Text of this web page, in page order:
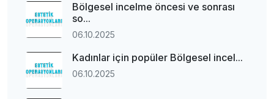
Bölgesel incelme öncesi ve sonrası
so...
06.10.2025
Kadınlar için popüler Bölgesel incel...
06.10.2025